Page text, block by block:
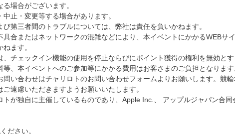
場合がございます。
止・変更等する場合があります。
第三者間のトラブルについては、弊社は責任を負いかねます。
合またはネットワークの混雑などにより、本イベントにかかるWEBサ
ます。
チェックイン機能の使用を停止ならびにポイント獲得の権利を無効とす
、本イベントへのご参加等にかかる費用はお客さまのご負担となります
い合わせはチャリロトのお問い合わせフォームよりお願いします。競
遠慮いただきますようお願いいたします。
が独自に主催しているものであり、Apple Inc.、 アップルジャパン合
ださい。